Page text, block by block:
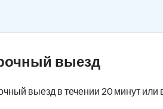
выезд
выезд в течении 20 минут или